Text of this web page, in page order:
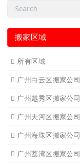
搬家区域
所有区域
广州白云区搬家公司
广州越秀区搬家公司
广州天河区搬家公司
广州海珠区搬家公司
广州荔湾区搬家公司